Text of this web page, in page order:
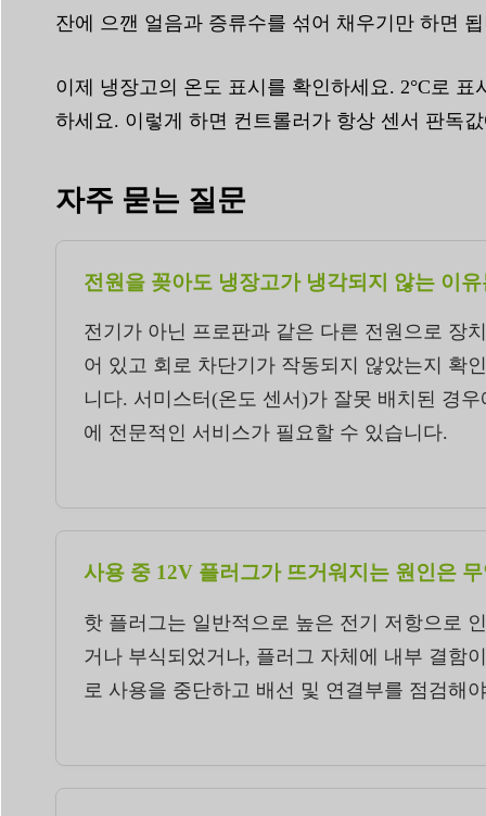
잔에 으깬 얼음과 증류수를 섞어 채우기만 하면
이제 냉장고의 온도 표시를 확인하세요. 2°C로
하세요. 이렇게 하면 컨트롤러가 항상 센서 판독
자주 묻는 질문
전원을 꽂아도 냉장고가 냉각되지 않는 이
전기가 아닌 프로판과 같은 다른 전원으로 장
어 있고 회로 차단기가 작동되지 않았는지 확
니다. 서미스터(온도 센서)가 잘못 배치된 경
에 전문적인 서비스가 필요할 수 있습니다.
사용 중 12V 플러그가 뜨거워지는 원인은
핫 플러그는 일반적으로 높은 전기 저항으로
거나 부식되었거나, 플러그 자체에 내부 결함
로 사용을 중단하고 배선 및 연결부를 점검해